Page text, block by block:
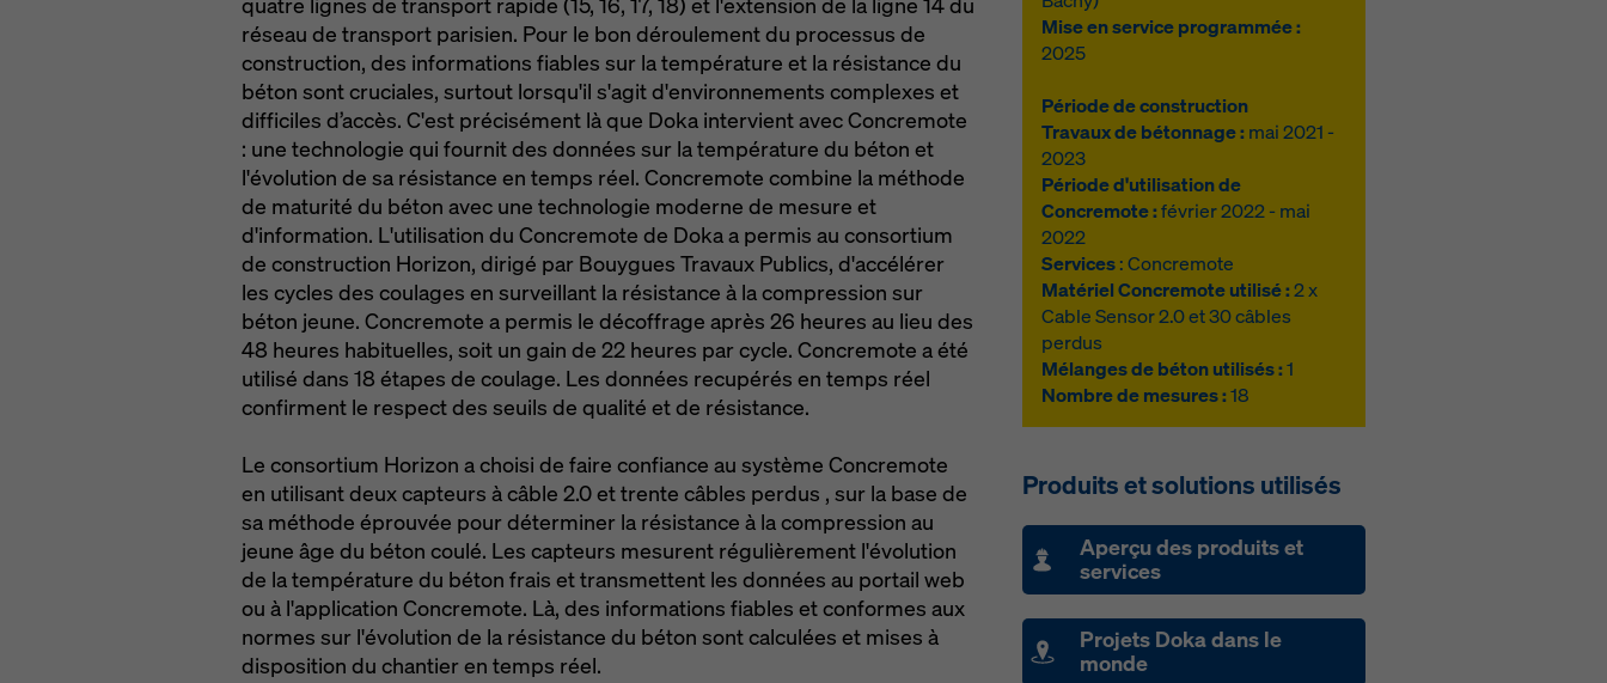
réseau de transport parisien. Pour le bon déroulement du processus de
construction, des informations fiables sur la température et la résistance du
béton sont cruciales, surtout lorsqu'il s'agit d'environnements complexes et
difficiles d’accès. C'est précisément là que Doka intervient avec Concremote
: une technologie qui fournit des données sur la température du béton et
l'évolution de sa résistance en temps réel. Concremote combine la méthode
de maturité du béton avec une technologie moderne de mesure et
d'information. L'utilisation du Concremote de Doka a permis au consortium
de construction Horizon, dirigé par Bouygues Travaux Publics, d'accélérer
les cycles des coulages en surveillant la résistance à la compression sur
béton jeune. Concremote a permis le décoffrage après 26 heures au lieu des
48 heures habituelles, soit un gain de 22 heures par cycle. Concremote a été
utilisé dans 18 étapes de coulage. Les données recupérés en temps réel
confirment le respect des seuils de qualité et de résistance.
Le consortium Horizon a choisi de faire confiance au système Concremote
en utilisant deux capteurs à câble 2.0 et trente câbles perdus , sur la base de
sa méthode éprouvée pour déterminer la résistance à la compression au
jeune âge du béton coulé. Les capteurs mesurent régulièrement l'évolution
de la température du béton frais et transmettent les données au portail web
ou à l'application Concremote. Là, des informations fiables et conformes aux
normes sur l'évolution de la résistance du béton sont calculées et mises à
disposition du chantier en temps réel.
Mise en service programmée :
2025
Période de construction
Travaux de bétonnage :mai 2021 -
2023
Période d'utilisation de
Concremote :février 2022 - mai
2022
Services: Concremote
Matériel Concremote utilisé :2 x
Cable Sensor 2.0 et 30 câbles
perdus
Mélanges de béton utilisés :1
Nombre de mesures :18
Produits et solutions utilisés
Aperçu des produits et
services
Projets Doka dans le
monde